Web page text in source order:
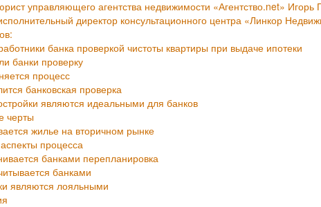
управляющего агентства недвижимости «Агентство.net» Игорь
директор консультационного центра «Линкор
банка проверкой чистоты квартиры при выдаче ипотеки
банки проверку
процесс
банковская проверка
являются идеальными для банков
черты
жилье на вторичном рынке
процесса
банками перепланировка
банками
являются лояльными